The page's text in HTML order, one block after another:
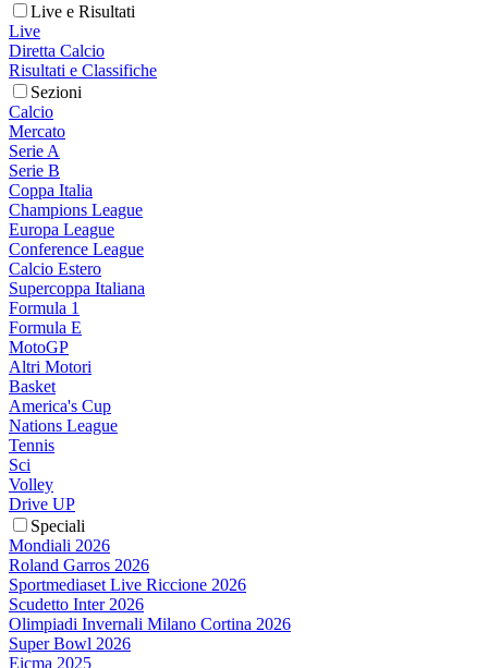
Live e Risultati
Live
Diretta Calcio
Risultati e Classifiche
Sezioni
Calcio
Mercato
Serie A
Serie B
Coppa Italia
Champions League
Europa League
Conference League
Calcio Estero
Supercoppa Italiana
Formula 1
Formula E
MotoGP
Altri Motori
Basket
America's Cup
Nations League
Tennis
Sci
Volley
Drive UP
Speciali
Mondiali 2026
Roland Garros 2026
Sportmediaset Live Riccione 2026
Scudetto Inter 2026
Olimpiadi Invernali Milano Cortina 2026
Super Bowl 2026
Eicma 2025